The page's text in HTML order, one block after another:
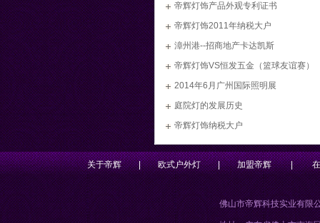
帝辉灯饰产品外观专利证书
帝辉灯饰2011年纳税大户
漳州港--招商地产卡达凯斯
帝辉灯饰VS恒发五金（篮球友谊赛）
2014年6月广州国际照明展
庭院灯的发展历史
帝辉灯饰纳税大户
关于帝辉 | 欧式户外灯 | 加盟帝辉 |
佛山市帝辉科技实业有限